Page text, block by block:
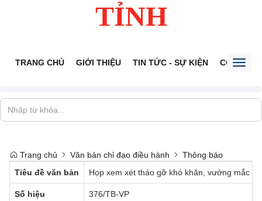
TỈNH
TRANG CHỦ GIỚI THIỆU TIN TỨC - SỰ KIỆN CỔNG
Trang chủ Văn bản chỉ đạo điều hành
Thông báo
Tiêu đề văn bản
Họp xem xét tháo gỡ khó khăn, vướng mắc
Số hiệu 376/TB-VP